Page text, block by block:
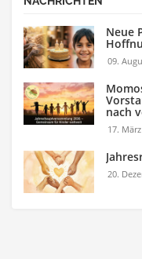
Neue
09.
nach
17.
20.